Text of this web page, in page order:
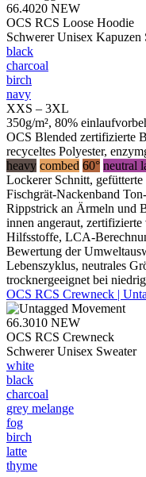
66.4020 NEW
OCS RCS Loose Hoodie
Schwerer Unisex
black
charcoal
birch
navy
XXS – 3XL
350g/m², 80%
OCS Blended zertifizierte
recyceltes Polyester,
heavy combed 60° neutral
Lockerer Schnitt,
Fischgrät-Nackenband
Rippstrick an Ärmeln und
innen angeraut,
Hilfsstoffe, LCA-
Bewertung der
Lebenszyklus, neutrales
trocknergeeignet bei
OCS RCS Crewneck |
66.3010 NEW
OCS RCS Crewneck
Schwerer Unisex Sweater
white
black
charcoal
grey melange
fog
birch
latte
thyme